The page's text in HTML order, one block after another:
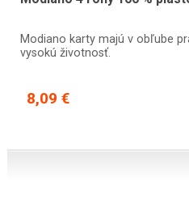
Modiano karty majú v obľube
vysokú životnosť.
8,09 €